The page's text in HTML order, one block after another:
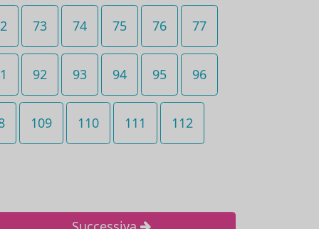
73 74 75 76 77
92 93 94 95 96
109 110 111 112